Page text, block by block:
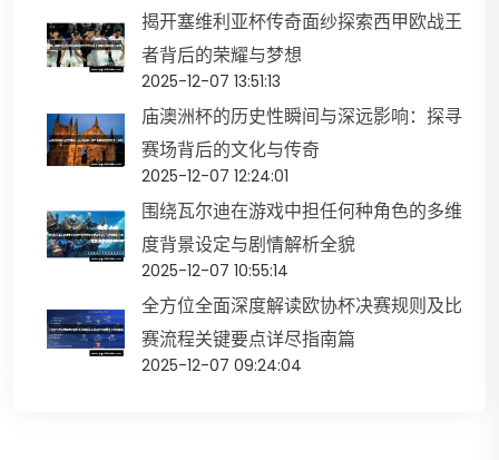
揭开塞维利亚杯传奇面纱探索西甲欧战王
者背后的荣耀与梦想
2025-12-07 13:51:13
庙澳洲杯的历史性瞬间与深远影响：探寻
赛场背后的文化与传奇
2025-12-07 12:24:01
围绕瓦尔迪在游戏中担任何种角色的多维
度背景设定与剧情解析全貌
2025-12-07 10:55:14
全方位全面深度解读欧协杯决赛规则及比
赛流程关键要点详尽指南篇
2025-12-07 09:24:04